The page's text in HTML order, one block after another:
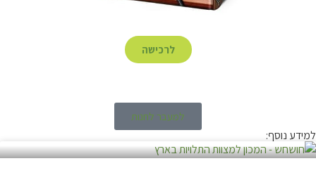
לרכישה
למעבר לחנות
למידע נוסף: